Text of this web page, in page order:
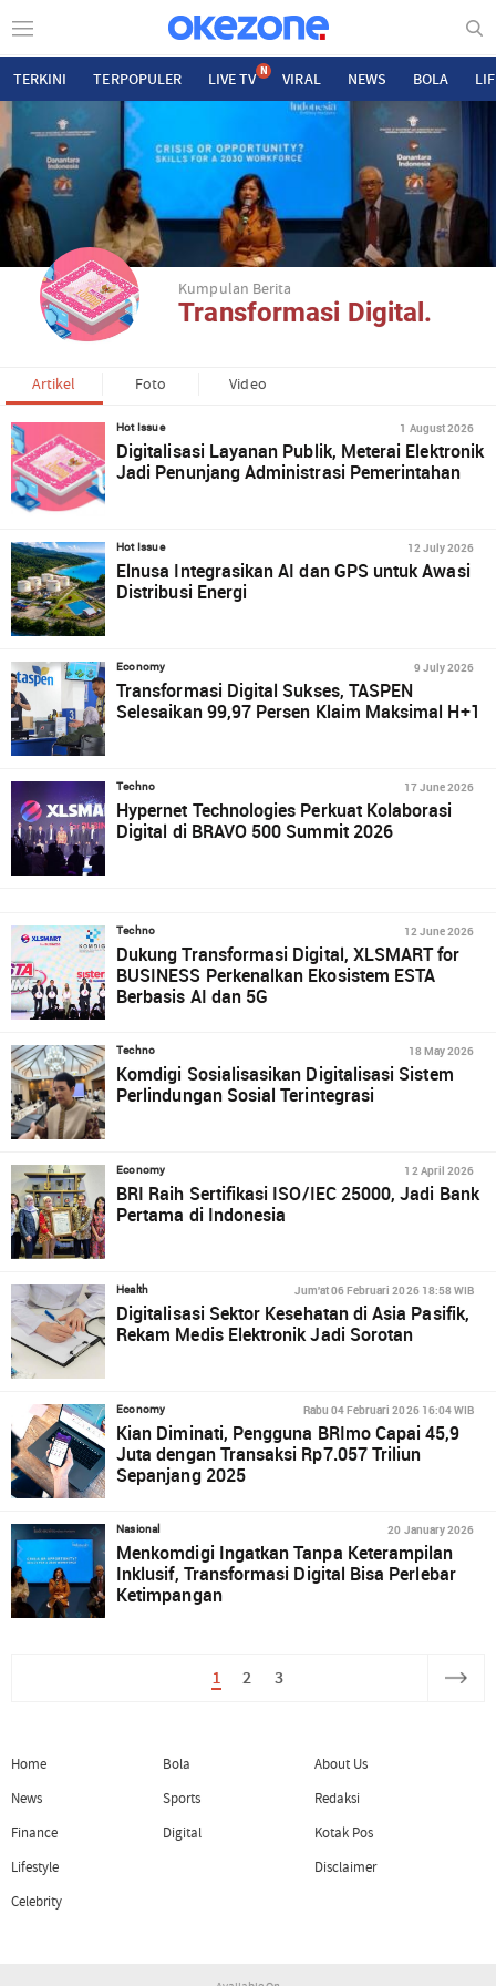
TERKINI TERPOPULER LIVE TV N VIRAL NEWS BOLA
Kumpulan Berita
Transformasi Digital.
Artikel Foto Video
Hot Issue 1 August 2026
Digitalisasi Layanan Publik, Meterai Elektronik
Jadi Penunjang Administrasi Pemerintahan
Hot Issue 12 July 2026
Elnusa Integrasikan AI dan GPS untuk Awasi
Distribusi Energi
Economy 9 July 2026
Transformasi Digital Sukses, TASPEN
Selesaikan 99,97 Persen Klaim Maksimal H+1
Techno 17 June 2026
Hypernet Technologies Perkuat Kolaborasi
Digital di BRAVO 500 Summit 2026
Techno 12 June 2026
Dukung Transformasi Digital, XLSMART for
BUSINESS Perkenalkan Ekosistem ESTA
Berbasis AI dan 5G
Techno 18 May 2026
Komdigi Sosialisasikan Digitalisasi Sistem
Perlindungan Sosial Terintegrasi
Economy 12 April 2026
BRI Raih Sertifikasi ISO/IEC 25000, Jadi Bank
Pertama di Indonesia
Health Jum'at 06 Februari 2026 18:58 WIB
Digitalisasi Sektor Kesehatan di Asia Pasifik,
Rekam Medis Elektronik Jadi Sorotan
Economy Rabu 04 Februari 2026 16:04 WIB
Kian Diminati, Pengguna BRImo Capai 45,9
Juta dengan Transaksi Rp7.057 Triliun
Sepanjang 2025
Nasional 20 January 2026
Menkomdigi Ingatkan Tanpa Keterampilan
Inklusif, Transformasi Digital Bisa Perlebar
Ketimpangan
1 2 3
Home
News
Finance
Lifestyle
Celebrity
Bola
Sports
Digital
About Us
Redaksi
Kotak Pos
Disclaimer